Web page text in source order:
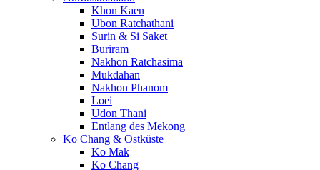
Khon Kaen
Ubon Ratchathani
Surin & Si Saket
Buriram
Nakhon Ratchasima
Mukdahan
Nakhon Phanom
Loei
Udon Thani
Entlang des Mekong
Ko Chang & Ostküste
Ko Mak
Ko Chang